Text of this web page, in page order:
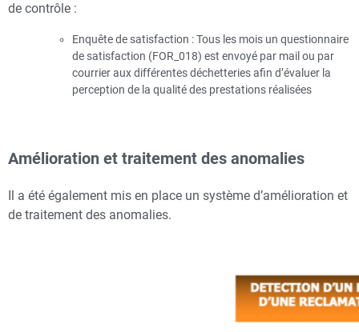
de contrôle :
Enquête de satisfaction : Tous les mois un questionnaire
de satisfaction (FOR_018) est envoyé par mail ou par
courrier aux différentes déchetteries afin d’évaluer la
perception de la qualité des prestations réalisées
Amélioration et traitement des anomalies
Il a été également mis en place un système d’amélioration et
de traitement des anomalies.